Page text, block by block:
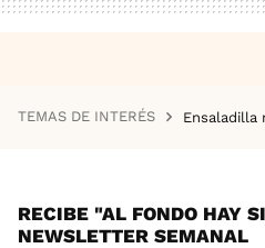
TEMAS DE INTERÉS Ensaladilla
RECIBE "AL FONDO HAY
NEWSLETTER SEMANAL